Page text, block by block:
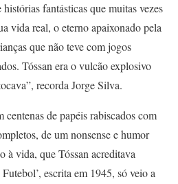
fantásticas que muitas vezes
vida real, o eterno apaixonado pela
que não teve com jogos
Tóssan era o vulcão explosivo
recorda Jorge Silva.
centenas de papéis rabiscados com
de um nonsense e humor
à vida, que Tóssan acreditava
escrita em 1945, só veio a